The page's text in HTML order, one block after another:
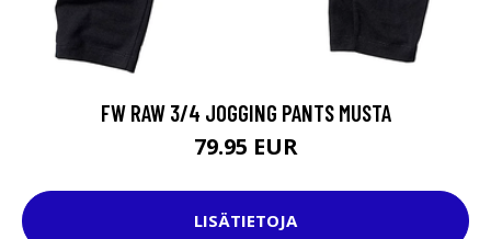
FW RAW 3/4 JOGGING PANTS MUSTA
79.95 EUR
LISÄTIETOJA